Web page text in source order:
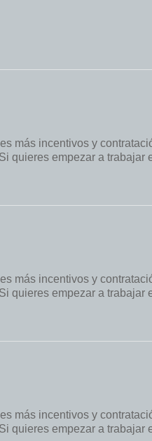
más incentivos y
quieres empezar a trabajar
más incentivos y
quieres empezar a trabajar
más incentivos y
quieres empezar a trabajar